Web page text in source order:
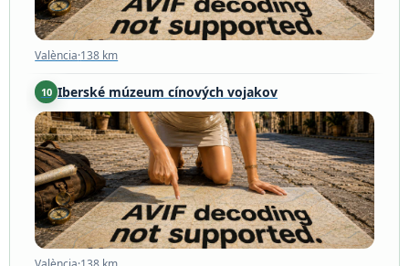
València·138 km
10 Iberské múzeum cínových vojakov
València·138 km